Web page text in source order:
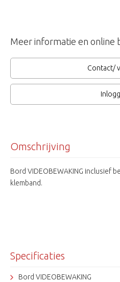
Meer informatie en online
Contact/
Omschrijving
Bord VIDEOBEWAKING inclusief
klemband.
Specificaties
Bord VIDEOBEWAKING